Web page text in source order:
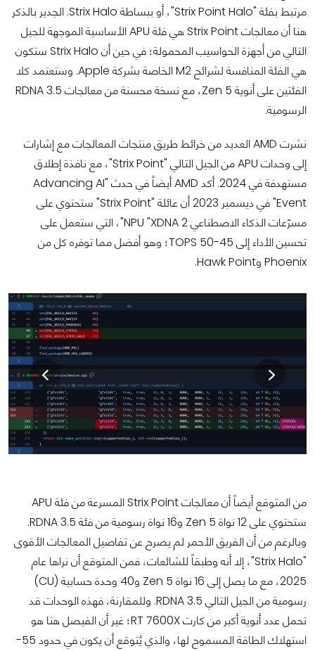
مرتبط بفئة "Strix Point Halo"، أو ببساطة Strix Halo. الجدير بالذكر
هنا أن معالجات Strix Point هي فئة APU الأساسية الموجهة للجيل
التالي من أجهزة الحواسيب المحمولة؛ في حين أن Strix Halo ستكون
هي الفئة المنافسة لشرائح M2 الخاصة بشركة Apple. وستعتمد كلا
الفئتين على أنوية Zen 5، مع نسخة محسنة من معالجات RDNA 3.5
الرسومية.
نشرت AMD العديد من خرائط طريق منتجات المعالجات مع إشارات
إلى وحدات APU من الجيل التالي "Strix Point"، مع نافذة إطلاق
مستهدفة في 2024. أكد AMD أيضاً في حدث "Advancing AI
Event" في ديسمبر 2023 أن عائلة "Strix Point" ستحتوي على
مسرّعات الذكاء الاصطناعي NPU "XDNA 2"، التي ستعمل على
تحسين الأداء إلى 45-50 TOPS؛ وهو أفضل مما توفره كل من
Phoenix وHawk Point.
من المتوقع أيضاً أن معالجات Strix Point المسرعة من فئة APU
ستحتوي على 12 نواة Zen 5 و16 نواة رسومية من فئة RDNA 3.5.
وبالرغم من أن الفريق الأحمر لم يصرح عن تفاصيل المعالجات الأقوى
"Strix Halo"، إلا أنه وطبقاً للشائعات، فمن المتوقع أن نراها عام
2025، مع ما يصل إلى 16 نواة Zen 5 و40 وحدة حسابية (CU)
رسومية من الجيل التالي RDNA 3.5. وللمقارنة، فهذه الوحدات قد
تحمل عدد أنوية أكبر من كارت RT 7600X؛ غير أن الفيصل هنا هو
استهلاك الطاقة المسموح لها، والذي يُتوقع أن يكون في حدود 55-